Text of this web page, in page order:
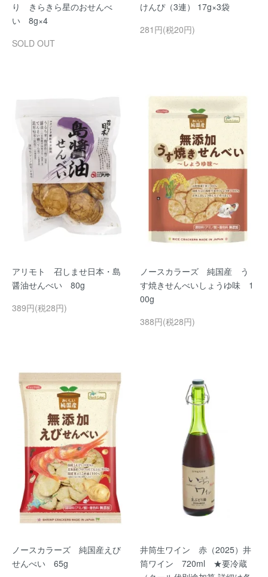
り きらきら星のおせんべ
い 8g×4
SOLD OUT
けんぴ（3連） 17g×3袋
281円(税20円)
アリモト 召しませ日本・島
醤油せんべい 80g
389円(税28円)
ノースカラーズ 純国産 う
す焼きせんべいしょうゆ味 1
00g
388円(税28円)
ノースカラーズ 純国産えび
せんべい 65g
井筒生ワイン 赤（2025）井
筒ワイン 720ml ★要冷蔵